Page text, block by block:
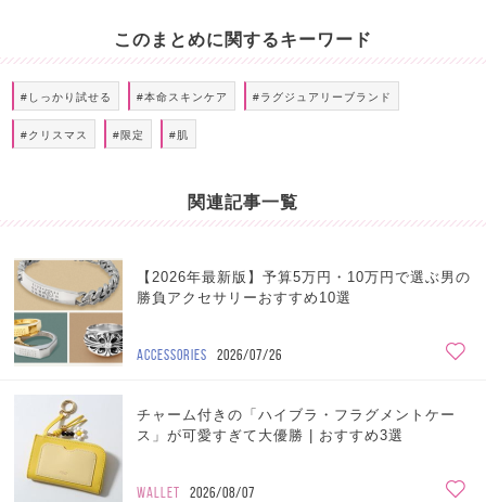
このまとめに関するキーワード
#しっかり試せる #本命スキンケア #ラグジュアリーブランド
#クリスマス #限定 #肌
関連記事一覧
【2026年最新版】予算5万円・10万円で選ぶ男の
勝負アクセサリーおすすめ10選
ACCESSORIES 2026/07/26
チャーム付きの「ハイブラ・フラグメントケー
ス」が可愛すぎて大優勝 | おすすめ3選
WALLET 2026/08/07